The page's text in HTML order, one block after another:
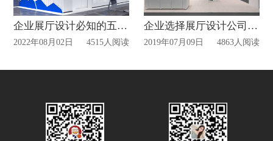
企业展厅设计必知的五种展示法？
2022年08月02日 4515人阅读
企业选择展厅设计公司必知3点!
2019年07月09日 4863人阅读